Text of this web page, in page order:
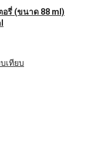
อรี่ (ขนาด 88 ml)
เทียบ